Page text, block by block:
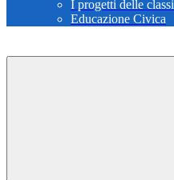
I progetti delle classi
Educazione Civica